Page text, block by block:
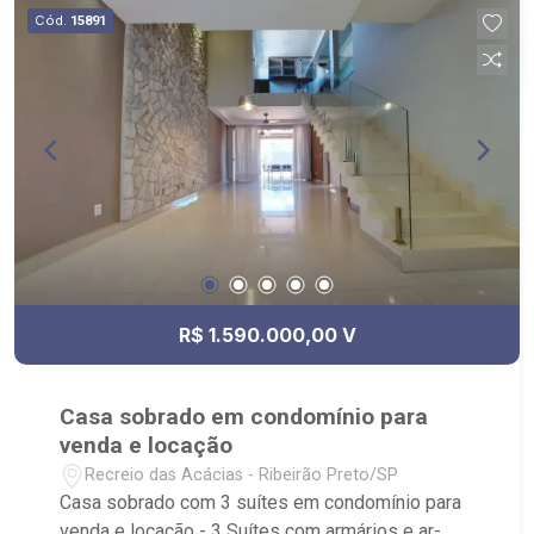
Cód. 15891
R$ 1.590.000,00 V
Casa sobrado em condomínio para
venda e locação
Recreio das Acácias - Ribeirão Preto/SP
Casa sobrado com 3 suítes em condomínio para